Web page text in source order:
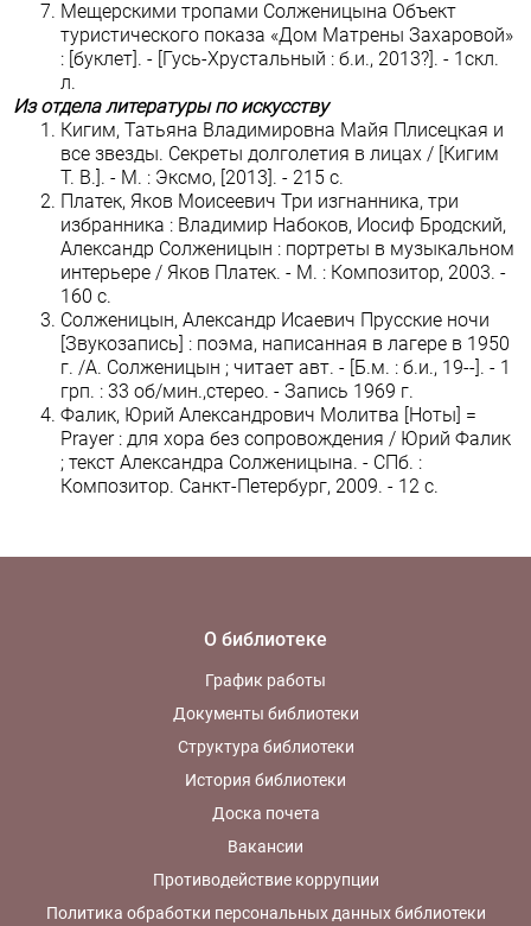
Мещерскими тропами Солженицына Объект
туристического показа «Дом Матрены Захаровой»
: [буклет]. - [Гусь-Хрустальный : б.и., 2013?]. - 1скл.
л.
Из отдела литературы по искусству
Кигим, Татьяна Владимировна Майя Плисецкая и
все звезды. Секреты долголетия в лицах / [Кигим
Т. В.]. - М. : Эксмо, [2013]. - 215 с.
Платек, Яков Моисеевич Три изгнанника, три
избранника : Владимир Набоков, Иосиф Бродский,
Александр Солженицын : портреты в музыкальном
интерьере / Яков Платек. - М. : Композитор, 2003. -
160 с.
Солженицын, Александр Исаевич Прусские ночи
[Звукозапись] : поэма, написанная в лагере в 1950
г. /А. Солженицын ; читает авт. - [Б.м. : б.и., 19--]. - 1
грп. : 33 об/мин.,стерео. - Запись 1969 г.
Фалик, Юрий Александрович Молитва [Ноты] =
Prayer : для хора без сопровождения / Юрий Фалик
; текст Александра Солженицына. - СПб. :
Композитор. Санкт-Петербург, 2009. - 12 с.
О библиотеке
График работы
Документы библиотеки
Структура библиотеки
История библиотеки
Доска почета
Вакансии
Противодействие коррупции
Политика обработки персональных данных библиотеки